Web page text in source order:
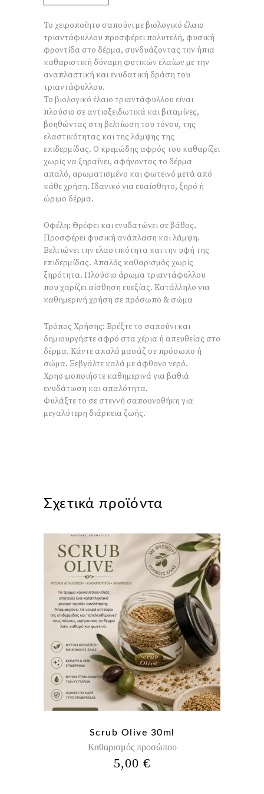
Το χειροποίητο σαπούνι με βιολογικό έλαιο
τριαντάφυλλου προσφέρει πολυτελή, φυσική
φροντίδα στο δέρμα, συνδυάζοντας την ήπια
καθαριστική δύναμη φυτικών ελαίων με την
αναπλαστική και ενυδατική δράση του
τριαντάφυλλου.
Το βιολογικό έλαιο τριαντάφυλλου είναι
πλούσιο σε αντιοξειδωτικά και βιταμίνες,
βοηθώντας στη βελτίωση του τόνου, της
ελαστικότητας και της λάμψης της
επιδερμίδας. Ο κρεμώδης αφρός του καθαρίζει
χωρίς να ξηραίνει, αφήνοντας το δέρμα
απαλό, αρωματισμένο και φωτεινό μετά από
κάθε χρήση. Ιδανικό για ευαίσθητο, ξηρό ή
ώριμο δέρμα.
Οφέλη: Θρέφει και ενυδατώνει σε βάθος.
Προσφέρει φυσική ανάπλαση και λάμψη.
Βελτιώνει την ελαστικότητα και την υφή της
επιδερμίδας. Απαλός καθαρισμός χωρίς
ξηρότητα. Πλούσιο άρωμα τριαντάφυλλου
που χαρίζει αίσθηση ευεξίας. Κατάλληλο για
καθημερινή χρήση σε πρόσωπο & σώμα
Τρόπος Χρήσης: Βρέξτε το σαπούνι και
δημιουργήστε αφρό στα χέρια ή απευθείας στο
δέρμα. Κάντε απαλό μασάζ σε πρόσωπο ή
σώμα. Ξεβγάλτε καλά με άφθονο νερό.
Χρησιμοποιήστε καθημερινά για βαθιά
ενυδάτωση και απαλότητα.
Φυλάξτε το σε στεγνή σαπουνοθήκη για
μεγαλύτερη διάρκεια ζωής.
Σχετικά προϊόντα
Scrub Olive 30ml
Καθαρισμός προσώπου
5,00€